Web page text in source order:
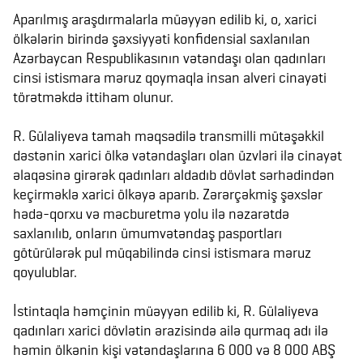
Aparılmış araşdırmalarla müəyyən edilib ki, o, xarici
ölkələrin birində şəxsiyyəti konfidensial saxlanılan
Azərbaycan Respublikasının vətəndaşı olan qadınları
cinsi istismara məruz qoymaqla insan alveri cinayəti
törətməkdə ittiham olunur.
R. Gülaliyeva tamah məqsədilə transmilli mütəşəkkil
dəstənin xarici ölkə vətəndaşları olan üzvləri ilə cinayət
əlaqəsinə girərək qadınları aldadıb dövlət sərhədindən
keçirməklə xarici ölkəyə aparıb. Zərərçəkmiş şəxslər
hədə-qorxu və məcburetmə yolu ilə nəzarətdə
saxlanılıb, onların ümumvətəndaş pasportları
götürülərək pul müqabilində cinsi istismara məruz
qoyulublar.
İstintaqla həmçinin müəyyən edilib ki, R. Gülaliyeva
qadınları xarici dövlətin ərazisində ailə qurmaq adı ilə
həmin ölkənin kişi vətəndaşlarına 6 000 və 8 000 ABŞ